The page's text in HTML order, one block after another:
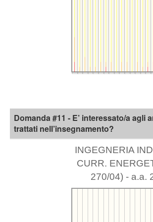
Domanda #11 - E’ interessato/a agli
trattati nell’insegnamento?
INGEGNERIA
CURR.
270/04) - a.a.